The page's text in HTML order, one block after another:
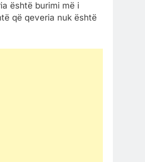
është burimi më i
që qeveria nuk është